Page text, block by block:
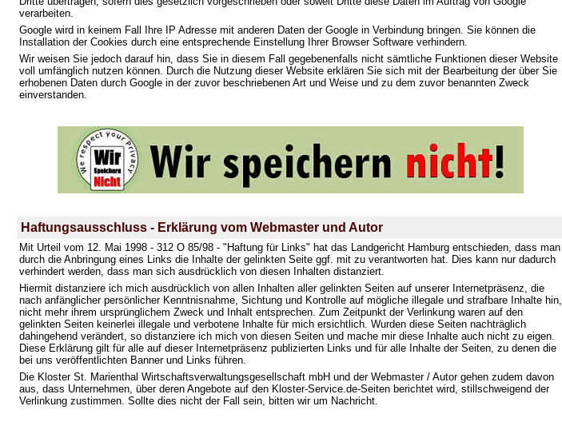
verarbeiten.
Google wird in keinem Fall Ihre IP Adresse mit anderen Daten der Google in Verbindung bringen. Sie können die
Installation der Cookies durch eine entsprechende Einstellung Ihrer Browser Software verhindern.
Wir weisen Sie jedoch darauf hin, dass Sie in diesem Fall gegebenenfalls nicht sämtliche Funktionen dieser Website
voll umfänglich nutzen können. Durch die Nutzung dieser Website erklären Sie sich mit der Bearbeitung der über Sie
erhobenen Daten durch Google in der zuvor beschriebenen Art und Weise und zu dem zuvor benannten Zweck
einverstanden.
Haftungsausschluss - Erklärung vom Webmaster und Autor
Mit Urteil vom 12. Mai 1998 - 312 O 85/98 - "Haftung für Links" hat das Landgericht Hamburg entschieden, dass man
durch die Anbringung eines Links die Inhalte der gelinkten Seite ggf. mit zu verantworten hat. Dies kann nur dadurch
verhindert werden, dass man sich ausdrücklich von diesen Inhalten distanziert.
Hiermit distanziere ich mich ausdrücklich von allen Inhalten aller gelinkten Seiten auf unserer Internetpräsenz, die
nach anfänglicher persönlicher Kenntnisnahme, Sichtung und Kontrolle auf mögliche illegale und strafbare Inhalte hin,
nicht mehr ihrem ursprünglichem Zweck und Inhalt entsprechen. Zum Zeitpunkt der Verlinkung waren auf den
gelinkten Seiten keinerlei illegale und verbotene Inhalte für mich ersichtlich. Wurden diese Seiten nachträglich
dahingehend verändert, so distanziere ich mich von diesen Seiten und mache mir diese Inhalte auch nicht zu eigen.
Diese Erklärung gilt für alle auf dieser Internetpräsenz publizierten Links und für alle Inhalte der Seiten, zu denen die
bei uns veröffentlichten Banner und Links führen.
Die Kloster St. Marienthal Wirtschaftsverwaltungsgesellschaft mbH und der Webmaster / Autor gehen zudem davon
aus, dass Unternehmen, über deren Angebote auf den Kloster-Service.de-Seiten berichtet wird, stillschweigend der
Verlinkung zustimmen. Sollte dies nicht der Fall sein, bitten wir um Nachricht.